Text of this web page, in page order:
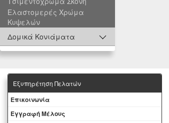
Ελαστομερές Χρώμα
Κυψελών
Δομικά Κονιάματα
Εξυπηρέτηση Πελατών
Eπικοινωνία
Εγγραφή Μέλους